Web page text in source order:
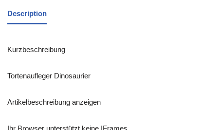
Description
Kurzbeschreibung
Tortenaufleger Dinosaurier
Artikelbeschreibung anzeigen